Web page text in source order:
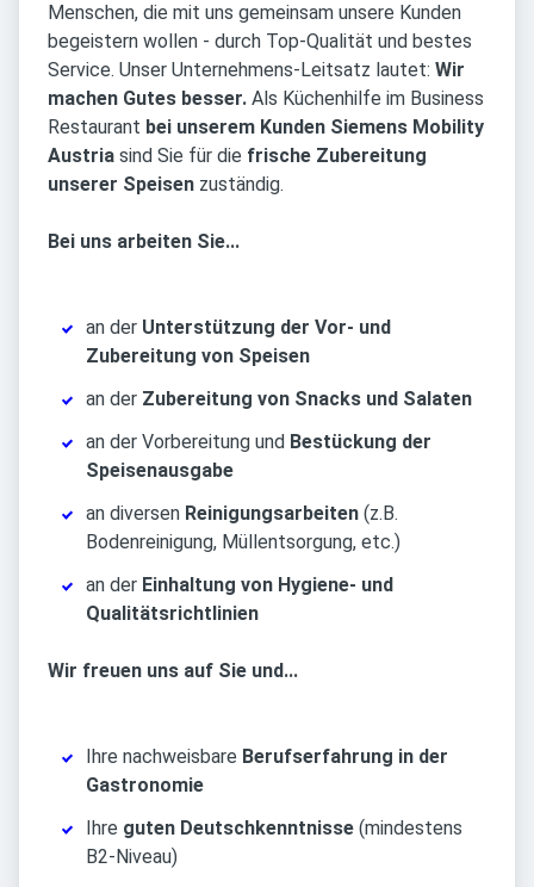
Menschen, die mit uns gemeinsam unsere Kunden
begeistern wollen - durch Top-Qualität und bestes
Service. Unser Unternehmens-Leitsatz lautet: Wir
machen Gutes besser. Als Küchenhilfe im Business
Restaurant bei unserem Kunden Siemens Mobility
Austria sind Sie für die frische Zubereitung
unserer Speisen zuständig.
Bei uns arbeiten Sie...
an der Unterstützung der Vor- und
Zubereitung von Speisen
an der Zubereitung von Snacks und Salaten
an der Vorbereitung und Bestückung der
Speisenausgabe
an diversen Reinigungsarbeiten (z.B.
Bodenreinigung, Müllentsorgung, etc.)
an der Einhaltung von Hygiene- und
Qualitätsrichtlinien
Wir freuen uns auf Sie und...
Ihre nachweisbare Berufserfahrung in der
Gastronomie
Ihre guten Deutschkenntnisse (mindestens
B2-Niveau)